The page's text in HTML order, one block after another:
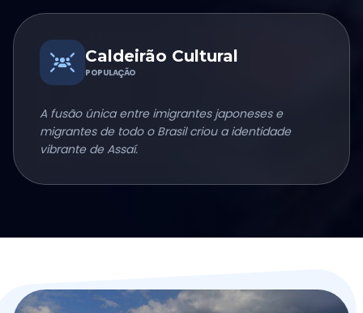
Caldeirão Cultural
POPULAÇÃO
A fusão única entre imigrantes japoneses e
migrantes de todo o Brasil criou a identidade
vibrante de Assaí.